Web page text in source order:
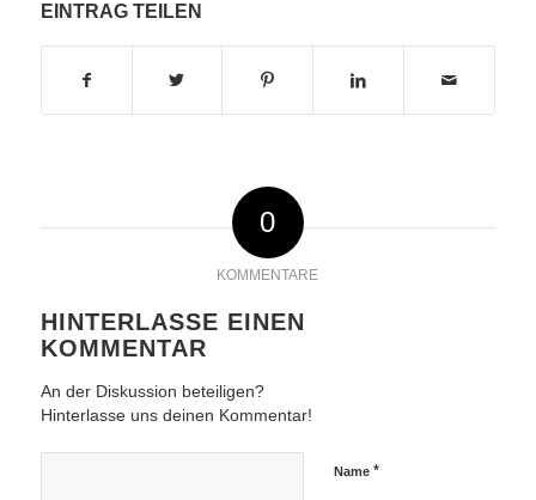
EINTRAG TEILEN
0
KOMMENTARE
HINTERLASSE EINEN
KOMMENTAR
An der Diskussion beteiligen?
Hinterlasse uns deinen Kommentar!
Name *